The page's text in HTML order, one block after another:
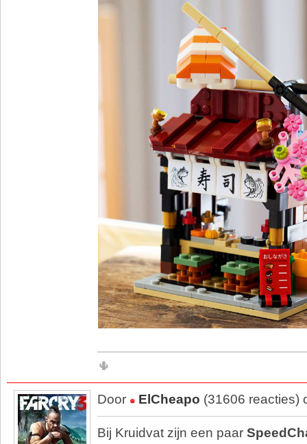
🌵
Door ElCheapo (31606 reacties)
Bij Kruidvat zijn een paar